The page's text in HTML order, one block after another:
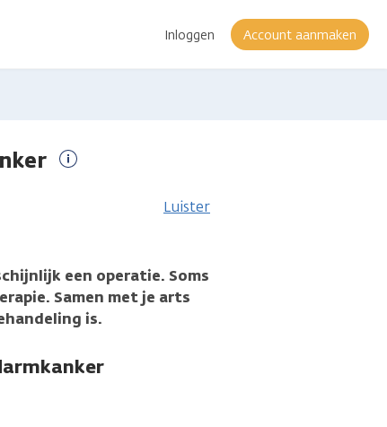
Inloggen Account aanmaken
Luister
een operatie. Soms
Samen met je arts
is.